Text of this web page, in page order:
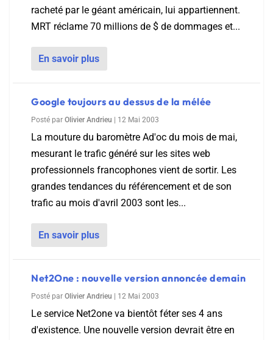
racheté par le géant américain, lui appartiennent.
MRT réclame 70 millions de $ de dommages et...
En savoir plus
Google toujours au dessus de la mélée
Posté par Olivier Andrieu 12 Mai 2003
La mouture du baromètre Ad'oc du mois de mai,
mesurant le trafic généré sur les sites web
professionnels francophones vient de sortir. Les
grandes tendances du référencement et de son
trafic au mois d'avril 2003 sont les...
En savoir plus
Net2One : nouvelle version annoncée demain
Posté par Olivier Andrieu 12 Mai 2003
Le service Net2one va bientôt féter ses 4 ans
d'existence. Une nouvelle version devrait être en